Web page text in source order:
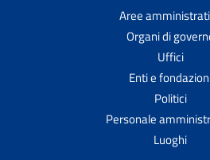
Aree
Organi di
Uffici
Enti e
Politici
Personale
Luoghi